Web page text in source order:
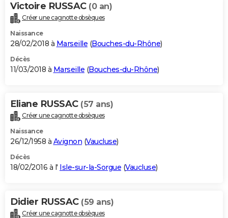
Victoire RUSSAC (0 an)
Créer une cagnotte obsèques
Naissance
28/02/2018 à Marseille (Bouches-du-Rhône)
Décès
11/03/2018 à Marseille (Bouches-du-Rhône)
Eliane RUSSAC (57 ans)
Créer une cagnotte obsèques
Naissance
26/12/1958 à Avignon (Vaucluse)
Décès
18/02/2016 à l' Isle-sur-la-Sorgue (Vaucluse)
Didier RUSSAC (59 ans)
Créer une cagnotte obsèques